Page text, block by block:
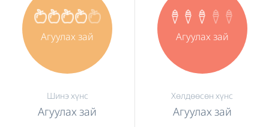
Агуулах зай
Шинэ хүнс
Агуулах зай
Агуулах зай
Хөлдөөсөн хүнс
Агуулах зай